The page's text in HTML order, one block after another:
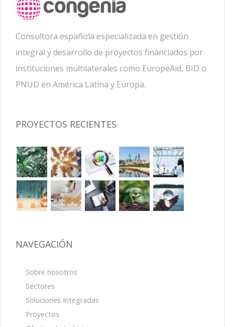
Consultora española especializada en gestión
integral y desarrollo de proyectos financiados por
instituciones multilaterales como EuropeAid, BID o
PNUD en América Latina y Europa.
PROYECTOS RECIENTES
NAVEGACIÓN
Sobre nosotros
Sectores
Soluciones Integradas
Proyectos